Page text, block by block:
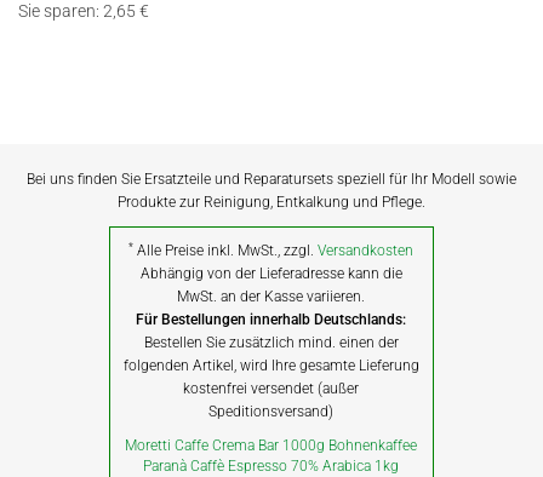
Sie sparen: 2,65 €
Bei uns finden Sie Ersatzteile und Reparatursets speziell für Ihr Modell sowie
Produkte zur Reinigung, Entkalkung und Pflege.
* Alle Preise inkl. MwSt., zzgl.Versandkosten
Abhängig von der Lieferadresse kann die
MwSt. an der Kasse variieren.
Für Bestellungen innerhalb Deutschlands:
Bestellen Sie zusätzlich mind. einen der
folgenden Artikel, wird Ihre gesamte Lieferung
kostenfrei versendet (außer
Speditionsversand)
Moretti Caffe Crema Bar 1000g Bohnenkaffee
Paranà Caffè Espresso 70% Arabica 1kg